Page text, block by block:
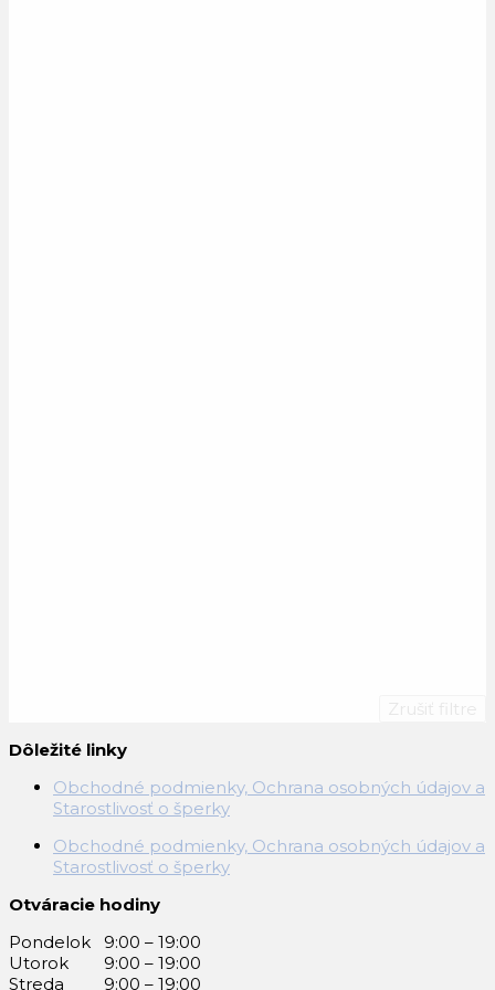
Dôležité linky
Obchodné podmienky, Ochrana osobných údajov a
Starostlivosť o šperky
Obchodné podmienky, Ochrana osobných údajov a
Starostlivosť o šperky
Otváracie hodiny
Pondelok 9:00 – 19:00
Utorok 9:00 – 19:00
Streda 9:00 – 19:00